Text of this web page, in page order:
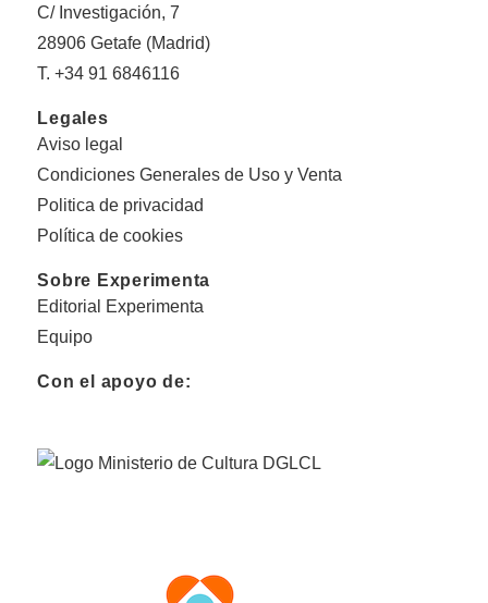
C/ Investigación, 7
28906 Getafe (Madrid)
T. +34 91 6846116
Legales
Aviso legal
Condiciones Generales de Uso y Venta
Politica de privacidad
Política de cookies
Sobre Experimenta
Editorial Experimenta
Equipo
Con el apoyo de: